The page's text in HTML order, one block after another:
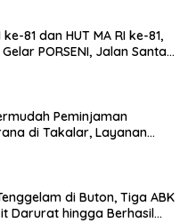
81 dan HUT MA RI ke-81,
PORSENI, Jalan Santai
Peminjaman
di Takalar, Layanan
di Buton, Tiga ABK
Darurat hingga Berhasil